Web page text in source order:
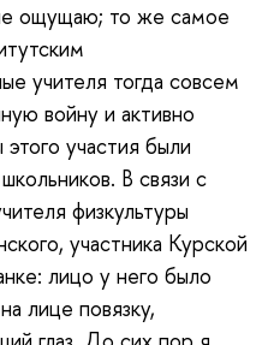
ощущаю; то же самое
учителя тогда совсем
войну и активно
участия были
В связи с
физкультуры
участника Курской
лицо у него было
лице повязку,